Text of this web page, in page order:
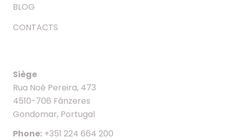
BLOG
CONTACTS
Siège
Rua Noé Pereira, 473
4510-706 Fânzeres
Gondomar, Portugal
Phone: +351 224 664 200